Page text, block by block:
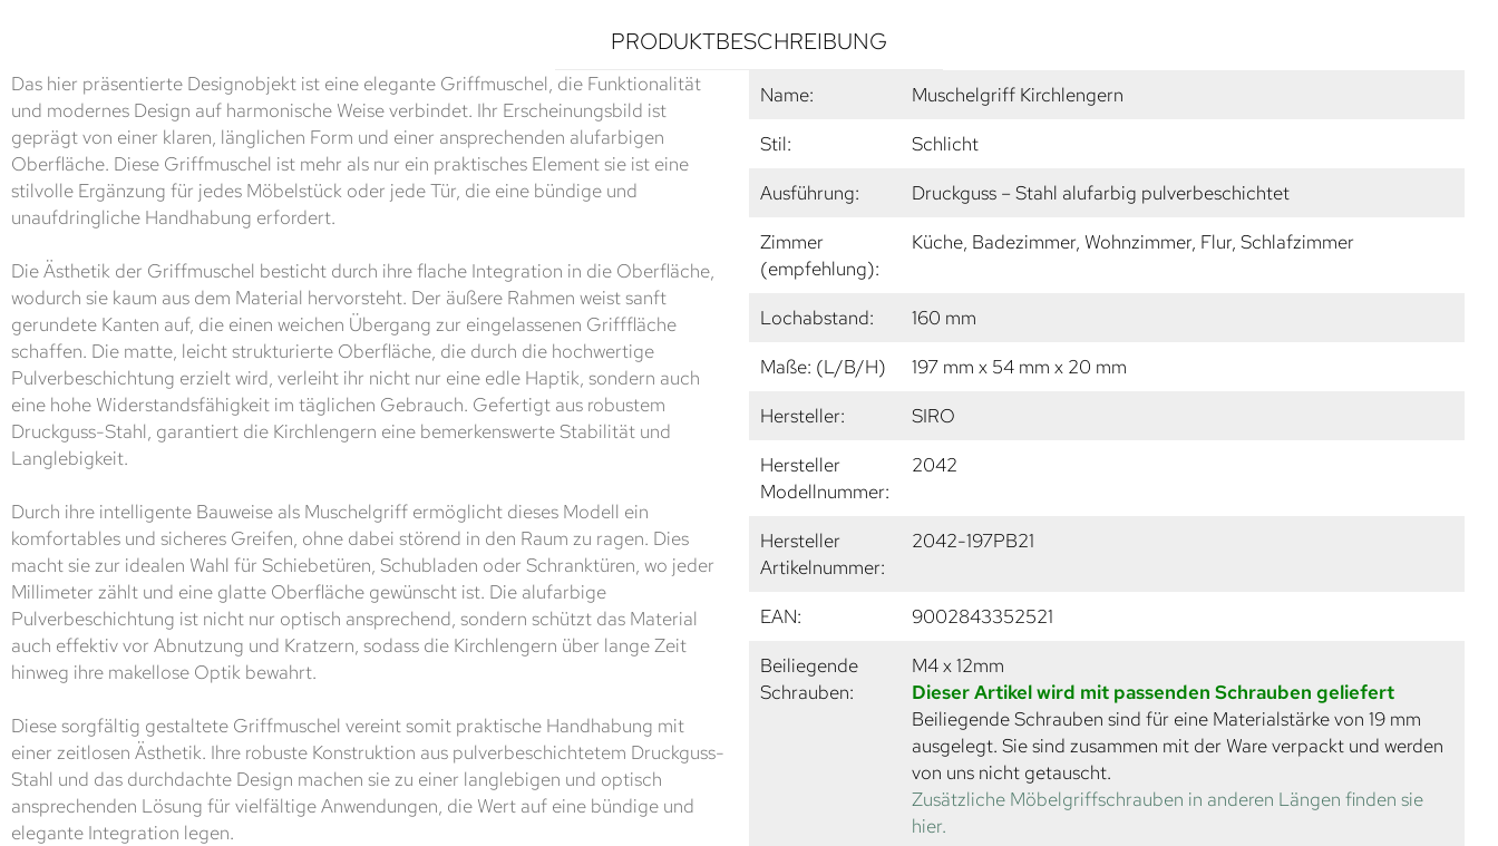
PRODUKTBESCHREIBUNG
Das hier präsentierte Designobjekt ist eine elegante Griffmuschel, die Funktionalität
und modernes Design auf harmonische Weise verbindet. Ihr Erscheinungsbild ist
geprägt von einer klaren, länglichen Form und einer ansprechenden alufarbigen
Oberfläche. Diese Griffmuschel ist mehr als nur ein praktisches Element sie ist eine
stilvolle Ergänzung für jedes Möbelstück oder jede Tür, die eine bündige und
unaufdringliche Handhabung erfordert.
Die Ästhetik der Griffmuschel besticht durch ihre flache Integration in die Oberfläche,
wodurch sie kaum aus dem Material hervorsteht. Der äußere Rahmen weist sanft
gerundete Kanten auf, die einen weichen Übergang zur eingelassenen Grifffläche
schaffen. Die matte, leicht strukturierte Oberfläche, die durch die hochwertige
Pulverbeschichtung erzielt wird, verleiht ihr nicht nur eine edle Haptik, sondern auch
eine hohe Widerstandsfähigkeit im täglichen Gebrauch. Gefertigt aus robustem
Druckguss-Stahl, garantiert die Kirchlengern eine bemerkenswerte Stabilität und
Langlebigkeit.
Durch ihre intelligente Bauweise als Muschelgriff ermöglicht dieses Modell ein
komfortables und sicheres Greifen, ohne dabei störend in den Raum zu ragen. Dies
macht sie zur idealen Wahl für Schiebetüren, Schubladen oder Schranktüren, wo jeder
Millimeter zählt und eine glatte Oberfläche gewünscht ist. Die alufarbige
Pulverbeschichtung ist nicht nur optisch ansprechend, sondern schützt das Material
auch effektiv vor Abnutzung und Kratzern, sodass die Kirchlengern über lange Zeit
hinweg ihre makellose Optik bewahrt.
Diese sorgfältig gestaltete Griffmuschel vereint somit praktische Handhabung mit
einer zeitlosen Ästhetik. Ihre robuste Konstruktion aus pulverbeschichtetem Druckguss-
Stahl und das durchdachte Design machen sie zu einer langlebigen und optisch
ansprechenden Lösung für vielfältige Anwendungen, die Wert auf eine bündige und
elegante Integration legen.
Name:
Muschelgriff Kirchlengern
Stil:
Schlicht
Ausführung:
Druckguss – Stahl alufarbig pulverbeschichtet
Zimmer
(empfehlung):
Küche, Badezimmer, Wohnzimmer, Flur, Schlafzimmer
Lochabstand:
160 mm
Maße: (L/B/H)
197 mm x 54 mm x 20 mm
Hersteller:
SIRO
Hersteller
Modellnummer:
2042
Hersteller
Artikelnummer:
2042-197PB21
EAN:
9002843352521
Beiliegende
Schrauben:
M4 x 12mm
Dieser Artikel wird mit passenden Schrauben geliefert
Beiliegende Schrauben sind für eine Materialstärke von 19 mm
ausgelegt. Sie sind zusammen mit der Ware verpackt und werden
von uns nicht getauscht.
Zusätzliche Möbelgriffschrauben in anderen Längen finden sie
hier.